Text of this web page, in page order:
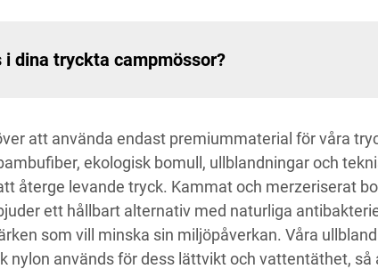
dina tryckta campmössor?
att använda endast premiummaterial för våra
ekologisk bomull, ullblandningar och
återge levande tryck. Kammat och merzeriserat
ett hållbart alternativ med naturliga
som vill minska sin miljöpåverkan. Våra
nylon används för dess lättvikt och vattentäthet,